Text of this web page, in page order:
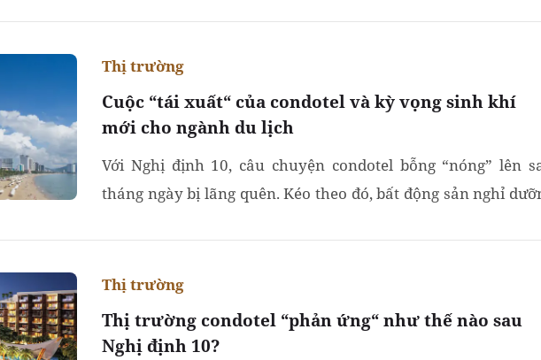
Cuộc “tái xuất“ của condotel và kỳ vọng sinh khí
mới cho ngành du lịch
Thị trường
Với Nghị định 10, câu chuyện condotel bỗng “nóng” lên
tháng ngày bị lãng quên. Kéo theo đó, bất động sản nghỉ
Thị trường condotel “phản ứng“ như thế nào sau
Nghị định 10?
Thị trường